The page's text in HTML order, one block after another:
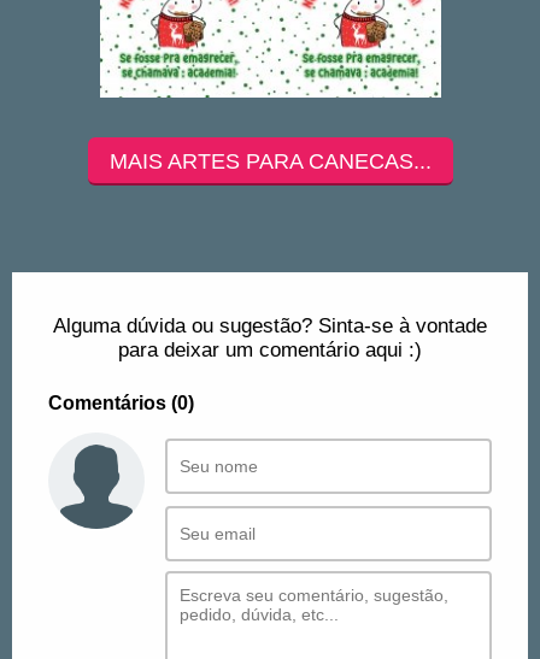
MAIS ARTES PARA CANECAS...
Alguma dúvida ou sugestão? Sinta-se à vontade
para deixar um comentário aqui :)
Comentários (0)